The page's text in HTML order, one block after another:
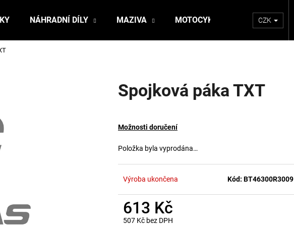
NÁHRADNÍ DÍLY MAZIVA MOTOCYKLY CZK
Spojková páka TXT
Možnosti doručení
Položka byla vyprodána…
Výroba ukončena Kód: BT46300R3009
613 Kč
507 Kč bez DPH
HLEDAT